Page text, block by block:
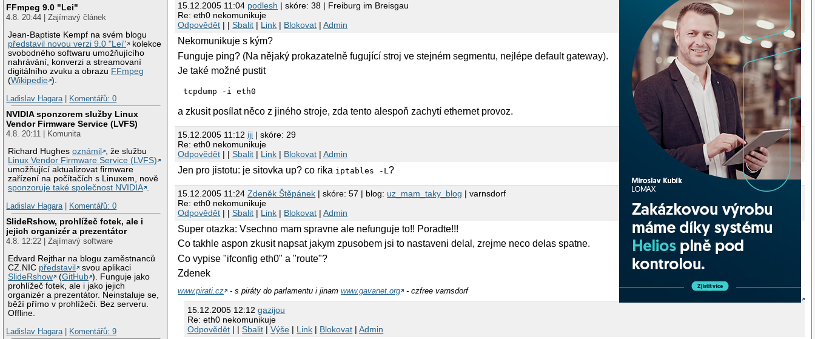
FFmpeg 9.0 "Lei"
4.8. 20:44 | Zajímavý článek
Jean-Baptiste Kempf na svém blogu
představil novou verzi 9.0 "Lei"
kolekce
svobodného softwaru umožňujícího
nahrávání, konverzi a streamovaní
digitálního zvuku a obrazu FFmpeg
(Wikipedie ).
Ladislav Hagara
Komentářů: 0
NVIDIA sponzorem služby Linux
Vendor Firmware Service (LVFS)
4.8. 20:11 | Komunita
Richard Hughesoznámil
, že službu
Linux Vendor Firmware Service (LVFS)
umožňující aktualizovat firmware
zařízení na počítačích s Linuxem, nově
sponzoruje také společnost NVIDIA .
Ladislav Hagara | Komentářů: 0
SlideRshow, prohlížeč fotek, ale i
jejich organizér a prezentátor
4.8. 12:22 | Zajímavý software
Edvard Rejthar na blogu zaměstnanců
CZ.NIC představil
svou aplikaci
SlideRshow
(GitHub ). Funguje jako
prohlížeč fotek, ale i jako jejich
organizér a prezentátor. Neinstaluje se,
běží přímo v prohlížeči. Bez serveru.
Offline.
Ladislav Hagara | Komentářů: 9
15.12.2005 11:04 podlesh | skóre: 38 | Freiburg im Breisgau
Re: eth0 nekomunikuje
Odpovědět | |Sbalit | Link | Blokovat |Admin
Nekomunikuje s kým?
Funguje ping? (Na nějaký prokazatelně fugující stroj ve stejném segmentu, nejlépe default gateway).
Je také možné pustit
tcpdump -i eth0
a zkusit posílat něco z jiného stroje, zda tento alespoň zachytí ethernet provoz.
15.12.2005 11:12 iji | skóre: 29
Re: eth0 nekomunikuje
Odpovědět | |Sbalit | Link | Blokovat |Admin
Jen pro jistotu: je sitovka up? co rika iptables -L?
15.12.2005 11:24Zdeněk Štěpánek | skóre: 57 | blog: uz_mam_taky_blog | varnsdorf
Re: eth0 nekomunikuje
Odpovědět | |Sbalit | Link | Blokovat |Admin
Super otazka: Vsechno mam spravne ale nefunguje to!! Poradte!!!
Co takhle aspon zkusit napsat jakym zpusobem jsi to nastaveni delal, zrejme neco delas spatne.
Co vypise "ifconfig eth0" a "route"?
Zdenek
www.pirati.cz - s piráty do parlamentu i jinamwww.gavanet.org - czfree varnsdorf
15.12.2005 12:12gazijou
Re: eth0 nekomunikuje
Odpovědět | |Sbalit |Výše | Link | Blokovat |Admin